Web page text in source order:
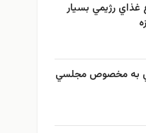
8 نوع غذاي رژيمي بسيار
به مخصوص مجلسي